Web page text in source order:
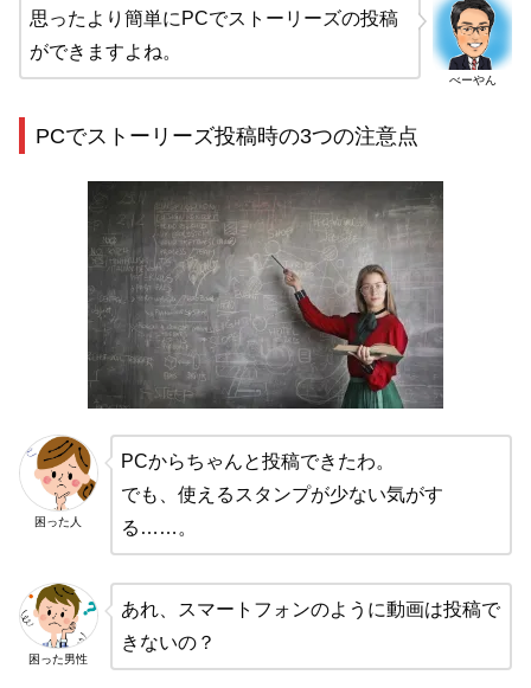
べーやん
思ったより簡単にPCでストーリーズの投稿
ができますよね。
PCでストーリーズ投稿時の3つの注意点
困った人
PCからちゃんと投稿できたわ。
でも、使えるスタンプが少ない気がす
る……。
困った男性
あれ、スマートフォンのように動画は投稿で
きないの？